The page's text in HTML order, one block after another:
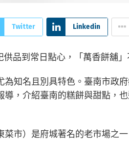
Twitter Linkedin
為知名且別具特色。臺南市政
導，介紹臺南的糕餅與甜點，
菜市）是府城著名的老市場之